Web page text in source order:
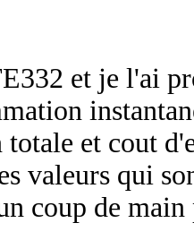
et je l'ai
et cout
valeurs qui
coup de